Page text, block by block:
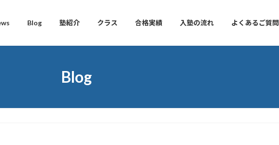
Blog 塾紹介 クラス 合格実績 入塾の流れ よくあるご質問
Blog